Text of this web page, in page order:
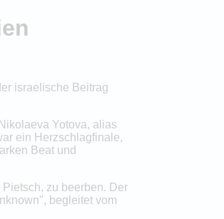
israelische Beitrag
Yotova, alias
ein Herzschlagfinale,
Beat und
zu beerben. Der
begleitet vom